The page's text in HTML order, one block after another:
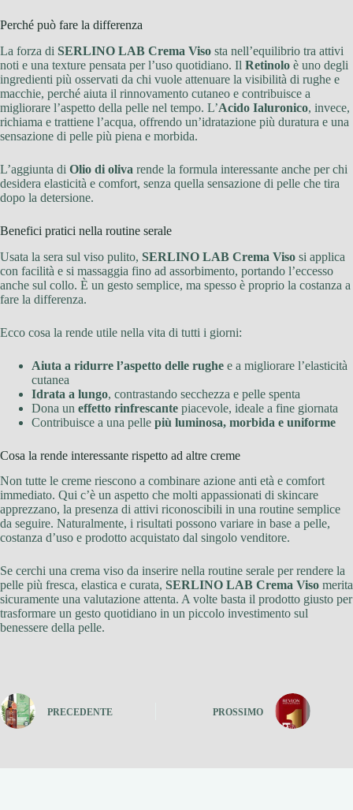
Perché può fare la differenza
La forza di SERLINO LAB Crema Viso sta nell’equilibrio tra attivi
noti e una texture pensata per l’uso quotidiano. Il Retinolo è uno degli
ingredienti più osservati da chi vuole attenuare la visibilità di rughe e
macchie, perché aiuta il rinnovamento cutaneo e contribuisce a
migliorare l’aspetto della pelle nel tempo. L’Acido Ialuronico, invece,
richiama e trattiene l’acqua, offrendo un’idratazione più duratura e una
sensazione di pelle più piena e morbida.
L’aggiunta di Olio di oliva rende la formula interessante anche per chi
desidera elasticità e comfort, senza quella sensazione di pelle che tira
dopo la detersione.
Benefici pratici nella routine serale
Usata la sera sul viso pulito, SERLINO LAB Crema Viso si applica
con facilità e si massaggia fino ad assorbimento, portando l’eccesso
anche sul collo. È un gesto semplice, ma spesso è proprio la costanza a
fare la differenza.
Ecco cosa la rende utile nella vita di tutti i giorni:
Aiuta a ridurre l’aspetto delle rughe e a migliorare l’elasticità
cutanea
Idrata a lungo, contrastando secchezza e pelle spenta
Dona un effetto rinfrescante piacevole, ideale a fine giornata
Contribuisce a una pelle più luminosa, morbida e uniforme
Cosa la rende interessante rispetto ad altre creme
Non tutte le creme riescono a combinare azione anti età e comfort
immediato. Qui c’è un aspetto che molti appassionati di skincare
apprezzano, la presenza di attivi riconoscibili in una routine semplice
da seguire. Naturalmente, i risultati possono variare in base a pelle,
costanza d’uso e prodotto acquistato dal singolo venditore.
Se cerchi una crema viso da inserire nella routine serale per rendere la
pelle più fresca, elastica e curata, SERLINO LAB Crema Viso merita
sicuramente una valutazione attenta. A volte basta il prodotto giusto per
trasformare un gesto quotidiano in un piccolo investimento sul
benessere della pelle.
PRECEDENTE PROSSIMO